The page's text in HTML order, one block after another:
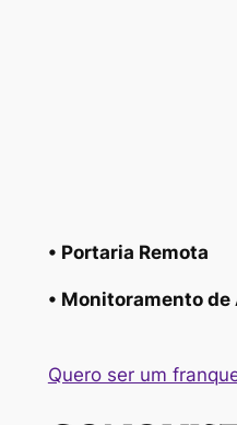
• Portaria Remota
• Monitoramento
Quero ser um